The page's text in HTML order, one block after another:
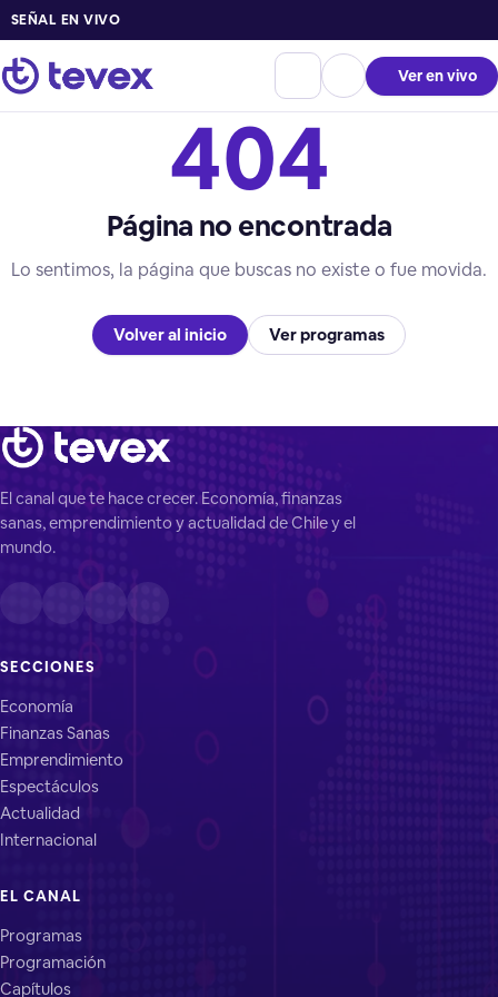
SEÑAL EN VIVO
Ver en vivo
404
Página no encontrada
Lo sentimos, la página que buscas no existe o fue movida.
Volver al inicio Ver programas
El canal que te hace crecer. Economía, finanzas
sanas, emprendimiento y actualidad de Chile y el
mundo.
SECCIONES
Economía
Finanzas Sanas
Emprendimiento
Espectáculos
Actualidad
Internacional
EL CANAL
Programas
Programación
Capítulos